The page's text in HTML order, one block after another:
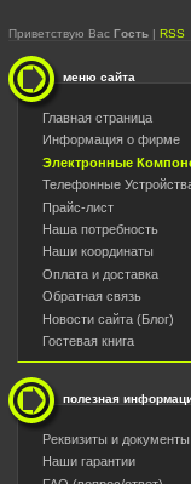
Приветствую Вас Гость | RSS
меню сайта
Главная страница
Информация о фирме
Электронные
Телефонные
Прайс-лист
Наша потребность
Наши координаты
Оплата и доставка
Обратная связь
Новости сайта (Блог)
Гостевая книга
полезная
Реквизиты и документы
Наши гарантии